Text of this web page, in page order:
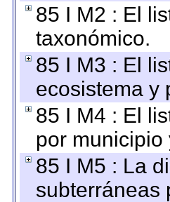
85 I M2 : El
taxonómico.
85 I M3 : El
ecosistema y
85 I M4 : El
por municipio
85 I M5 : La
subterráneas